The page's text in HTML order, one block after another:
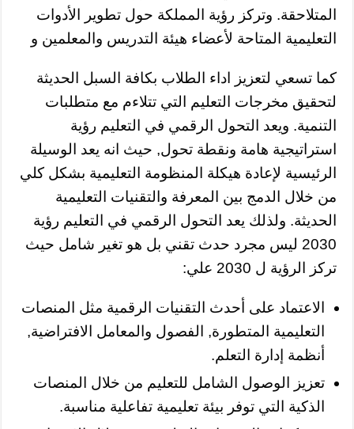
المتلاحقة. وتركز رؤية المملكة حول تطوير الأدوات
التعليمية المتاحة لأعضاء هيئة التدريس والمعلمين و
كما تسعي لتعزيز اداء الطلاب بكافة السبل الحديثة
لتحقيق مخرجات التعليم التي تتلاءم مع متطلبات
التنمية. ويعد التحول الرقمي في التعليم رؤية
استراتيجية هامة ونقطة تحول, حيث انه يعد الوسيلة
الرئيسية لإعادة هيكلة المنظومة التعليمية بشكل كلي
من خلال الدمج بين المعرفة والتقنيات التعليمية
الحديثة. ولذلك يعد التحول الرقمي في التعليم رؤية
2030 ليس مجرد حدث تقني بل هو تغير شامل حيث
تركز الرؤية ل 2030 علي:
الاعتماد على أحدث التقنيات الرقمية مثل المنصات
التعليمية المتطورة, الفصول والمعامل الافتراضية,
أنظمة إدارة التعلم.
تعزيز الوصول الشامل للتعليم من خلال المنصات
الذكية التي توفر بيئة تعليمية تفاعلية مناسبة.